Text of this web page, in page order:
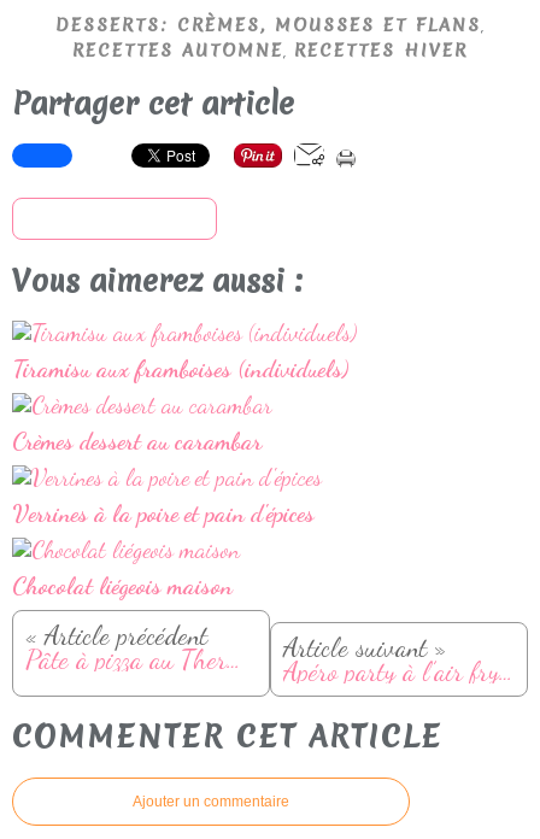
DESSERTS: CRÈMES, MOUSSES ET FLANS,
RECETTES AUTOMNE, RECETTES HIVER
Partager cet article
Vous aimerez aussi :
Tiramisu aux framboises (individuels)
Crèmes dessert au carambar
Verrines à la poire et pain d'épices
Chocolat liégeois maison
« Article précédent
Pâte à pizza au Thermomix Article suivant »
Apéro party à l’air fryer : mon nouveau livre de 150 recettes apéritives
COMMENTER CET ARTICLE
Ajouter un commentaire